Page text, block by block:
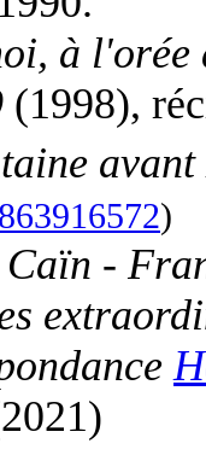
à
(1998),
)
-